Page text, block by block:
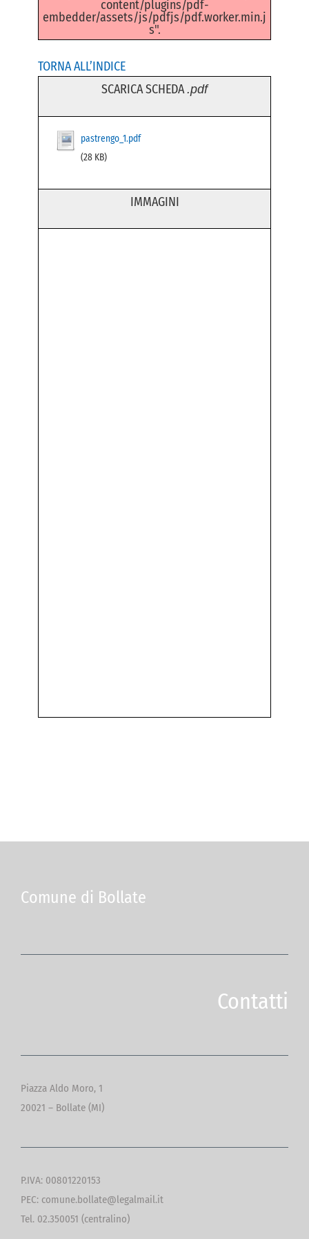
content/plugins/pdf-
embedder/assets/js/pdfjs/pdf.worker.min.j
s".
TORNA ALL’INDICE
SCARICA SCHEDA .pdf
pastrengo_1.pdf
(28 KB)
IMMAGINI
Comune di Bollate
Contatti
Piazza Aldo Moro, 1
20021 – Bollate (MI)
P.IVA: 00801220153
PEC: comune.bollate@legalmail.it
Tel. 02.350051 (centralino)